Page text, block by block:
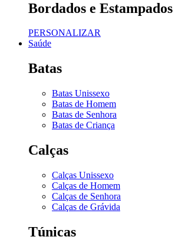
Bordados e Estampados
PERSONALIZAR
Saúde
Batas
Batas Unissexo
Batas de Homem
Batas de Senhora
Batas de Criança
Calças
Calças Unissexo
Calças de Homem
Calças de Senhora
Calças de Grávida
Túnicas